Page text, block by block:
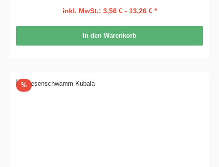
inkl. MwSt.: 3,56 € - 13,26 € *
In den Warenkorb
%Rabatt